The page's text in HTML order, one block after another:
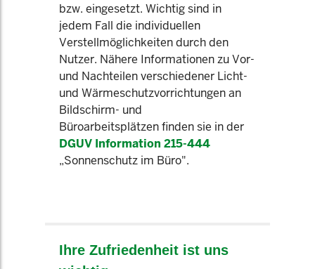
bzw. eingesetzt. Wichtig sind in
jedem Fall die individuellen
Verstellmöglichkeiten durch den
Nutzer. Nähere Informationen zu Vor-
und Nachteilen verschiedener Licht-
und Wärmeschutzvorrichtungen an
Bildschirm- und
Büroarbeitsplätzen finden sie in der
DGUV Information 215-444
„Sonnenschutz im Büro".